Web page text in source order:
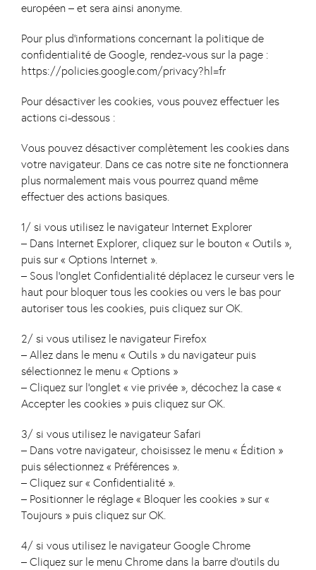
européen – et sera ainsi anonyme.
Pour plus d’informations concernant la politique de
confidentialité de Google, rendez-vous sur la page :
https://policies.google.com/privacy?hl=fr
Pour désactiver les cookies, vous pouvez effectuer les
actions ci-dessous :
Vous pouvez désactiver complètement les cookies dans
votre navigateur. Dans ce cas notre site ne fonctionnera
plus normalement mais vous pourrez quand même
effectuer des actions basiques.
1/ si vous utilisez le navigateur Internet Explorer
– Dans Internet Explorer, cliquez sur le bouton « Outils »,
puis sur « Options Internet ».
– Sous l’onglet Confidentialité déplacez le curseur vers le
haut pour bloquer tous les cookies ou vers le bas pour
autoriser tous les cookies, puis cliquez sur OK.
2/ si vous utilisez le navigateur Firefox
– Allez dans le menu « Outils » du navigateur puis
sélectionnez le menu « Options »
– Cliquez sur l’onglet « vie privée », décochez la case «
Accepter les cookies » puis cliquez sur OK.
3/ si vous utilisez le navigateur Safari
– Dans votre navigateur, choisissez le menu « Édition »
puis sélectionnez « Préférences ».
– Cliquez sur « Confidentialité ».
– Positionner le réglage « Bloquer les cookies » sur «
Toujours » puis cliquez sur OK.
4/ si vous utilisez le navigateur Google Chrome
– Cliquez sur le menu Chrome dans la barre d’outils du